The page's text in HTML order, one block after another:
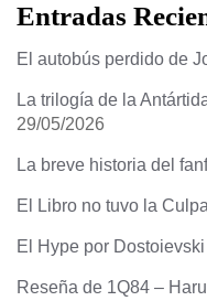
Entradas
El autobús perdido de
La trilogía de la
29/05/2026
La breve historia del
El Libro no tuvo la Culpa
El Hype por Dostoievski
Reseña de 1Q84 –